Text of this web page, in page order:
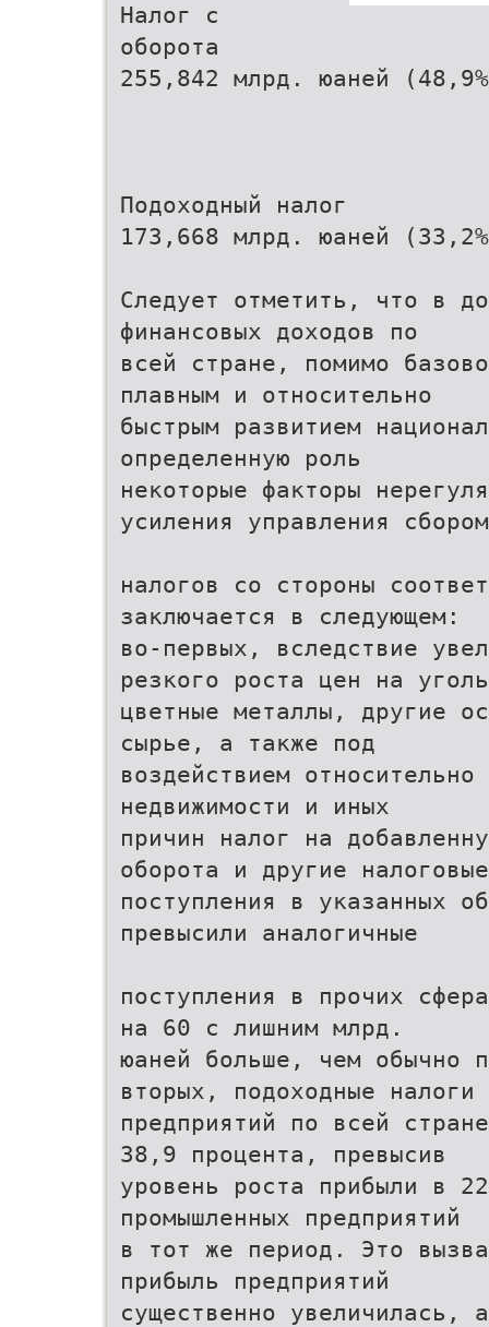
Налог с
оборота
255,842 млрд. юаней
Подоходный налог
173,668 млрд. юаней
Следует отметить, что в
финансовых доходов по
всей стране, помимо
плавным и относительно
быстрым развитием
определенную роль
некоторые факторы
усиления управления сбором
налогов со стороны
заключается в следующем:
во-первых, вследствие
резкого роста цен на
цветные металлы, другие
сырье, а также под
воздействием
недвижимости и иных
причин налог на
оборота и другие налоговые
поступления в указанных
превысили аналогичные
поступления в прочих
на 60 с лишним млрд.
юаней больше, чем обычно
вторых, подоходные налоги
предприятий по всей
38,9 процента, превысив
уровень роста прибыли в
промышленных предприятий
в тот же период. Это
прибыль предприятий
существенно увеличилась,